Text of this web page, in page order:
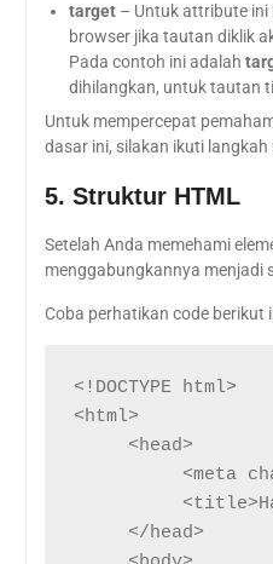
target– Untuk attribute ini
browser jika tautan diklik
Pada contoh ini adalah
dihilangkan, untuk tautan
Untuk mempercepat
dasar ini, silakan ikuti langkah
5. Struktur HTML
Setelah Anda memehami
menggabungkannya menjadi
Coba perhatikan code berikut
<!DOCTYPE html>
<html>
<head>
<meta
</head>